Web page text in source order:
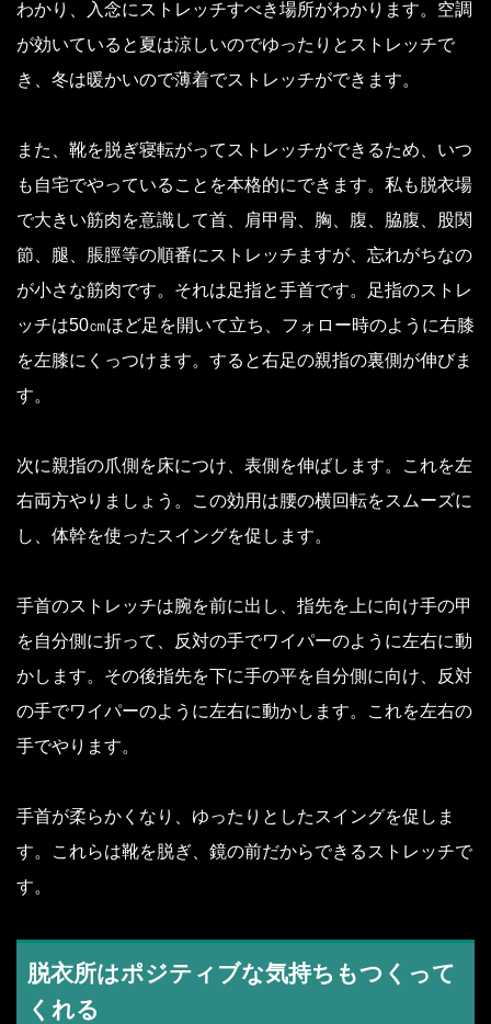
わかり、入念にストレッチすべき場所がわかります。空調
が効いていると夏は涼しいのでゆったりとストレッチで
き、冬は暖かいので薄着でストレッチができます。
また、靴を脱ぎ寝転がってストレッチができるため、いつ
も自宅でやっていることを本格的にできます。私も脱衣場
で大きい筋肉を意識して首、肩甲骨、胸、腹、脇腹、股関
節、腿、脹脛等の順番にストレッチますが、忘れがちなの
が小さな筋肉です。それは足指と手首です。足指のストレ
ッチは50㎝ほど足を開いて立ち、フォロー時のように右膝
を左膝にくっつけます。すると右足の親指の裏側が伸びま
す。
次に親指の爪側を床につけ、表側を伸ばします。これを左
右両方やりましょう。この効用は腰の横回転をスムーズに
し、体幹を使ったスイングを促します。
手首のストレッチは腕を前に出し、指先を上に向け手の甲
を自分側に折って、反対の手でワイパーのように左右に動
かします。その後指先を下に手の平を自分側に向け、反対
の手でワイパーのように左右に動かします。これを左右の
手でやります。
手首が柔らかくなり、ゆったりとしたスイングを促しま
す。これらは靴を脱ぎ、鏡の前だからできるストレッチで
す。
脱衣所はポジティブな気持ちもつくって
くれる